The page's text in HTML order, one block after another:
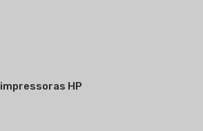
impressoras HP